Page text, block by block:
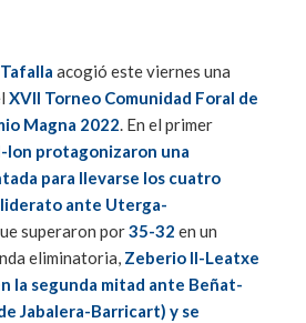
acogió este viernes una
XVII Torneo Comunidad Foral de
Magna 2022. En el primer
Ion protagonizaron una
para llevarse los cuatro
ante Uterga-
superaron por35-32 en un
eliminatoria, Zeberio II-Leatxe
la segunda mitad ante Beñat-
Jabalera-Barricart) y se